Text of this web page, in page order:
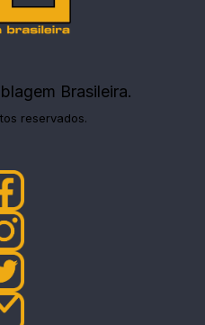
Brasileira.
reservados.